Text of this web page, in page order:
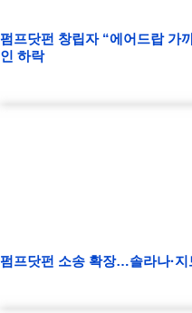
펌프닷펀 창립자 “에어드랍 가
인 하락
펌프닷펀 소송 확장…솔라나·